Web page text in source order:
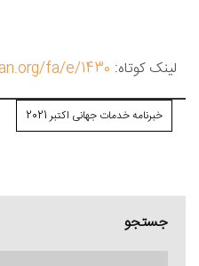
لینک کوتاه: fa/e/1430
خبرنامه خدمات جهانی اکتبر 2021
جستجو